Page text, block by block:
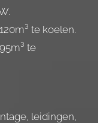
te koelen.
te
leidingen,